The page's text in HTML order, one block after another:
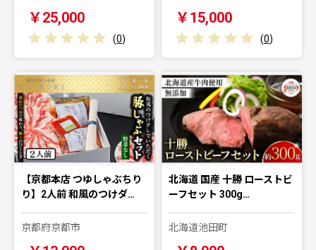
￥25,000
(0)
￥15,000
(0)
【京都本店 つゆしゃぶちり
り】2人前 和風のつけダ…
京都府京都市
北海道 国産 十勝 ローストビ
ーフセット 300g…
北海道池田町